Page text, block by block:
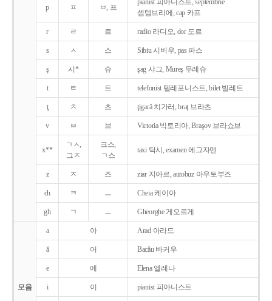
p ㅍ ㅂ, 프
pianist 피아니스트, septembrie
셉템브리에, cap 카프
r ㄹ 르 radio 라디오, dor 도르
s ㅅ 스 Sibiu 시비우, pas 파스
ş 시* 슈 şag 샤그, Mureş 무레슈
t ㅌ 트 telefonist 텔레포니스트, bilet 빌레트
ţ ㅊ 츠 ţigarǎ 치가러, braţ 브라츠
v ㅂ 브 Victoria 빅토리아, Braşov 브라쇼브
x**
ㄱㅅ,
그ㅈ
크스,
ㄱ스
taxi 탁시, examen 에그자멘
z ㅈ 즈 ziar 지아르, autobuz 아우토부즈
ch ㅋ ㅡ Cheia 케이아
gh ㄱ ㅡ Gheorghe 게오르게
모음
a 아 Arad 아라드
ǎ 어 Bacǎu 바커우
e 에 Elena 엘레나
i 이 pianist 피아니스트